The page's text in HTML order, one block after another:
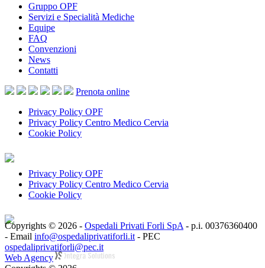
Gruppo OPF
Servizi e Specialità Mediche
Equipe
FAQ
Convenzioni
News
Contatti
Prenota online
Privacy Policy OPF
Privacy Policy Centro Medico Cervia
Cookie Policy
Privacy Policy OPF
Privacy Policy Centro Medico Cervia
Cookie Policy
Copyrights © 2026 - Ospedali Privati Forli SpA - p.i. 00376360400
- Email info@ospedaliprivatiforli.it - PEC
ospedaliprivatiforli@pec.it
Web Agency